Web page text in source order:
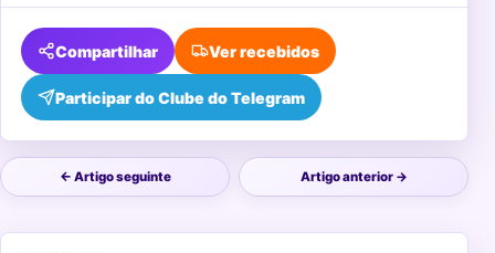
Compartilhar
Participar do Clube do Telegram
Ver recebidos
← Artigo seguinte Artigo anterior →